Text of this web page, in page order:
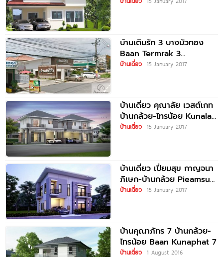
บ้านเติมรัก 3 บางบัวทอง
Baan Termrak 3
Bangbuathong
บ้านเดี่ยว 15 January 2017
บ้านเดี่ยว คุณาลัย เวสต์เกท
บ้านกล้วย-ไทรน้อย Kunalai
West Gate
บ้านเดี่ยว 15 January 2017
บ้านเดี่ยว เปี่ยมสุข กาญจนา
ภิเษก-บ้านกล้วย Pieamsuk
Kanchanapisek-
บ้านเดี่ยว 15 January 2017
บ้านคุณาภัทร 7 บ้านกล้วย-
ไทรน้อย Baan Kunaphat 7
บ้านเดี่ยว 1 August 2016